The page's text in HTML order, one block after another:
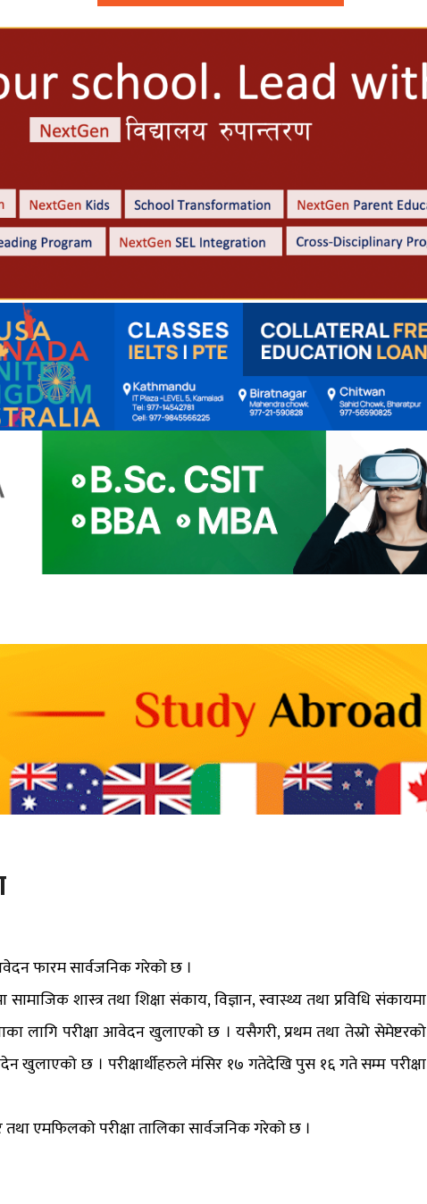
फारम सार्वजनिक गरेको छ ।
शास्त्र तथा शिक्षा संकाय, विज्ञान, स्वास्थ्य तथा प्रविधि संकायमा
लागि परीक्षा आवेदन खुलाएको छ । यसैगरी, प्रथम तथा तेस्रो सेमेष्टरको
खुलाएको छ । परीक्षार्थीहरुले मंसिर १७ गतेदेखि पुस १६ गते सम्म परीक्षा
तथा एमफिलको परीक्षा तालिका सार्वजनिक गरेको छ ।